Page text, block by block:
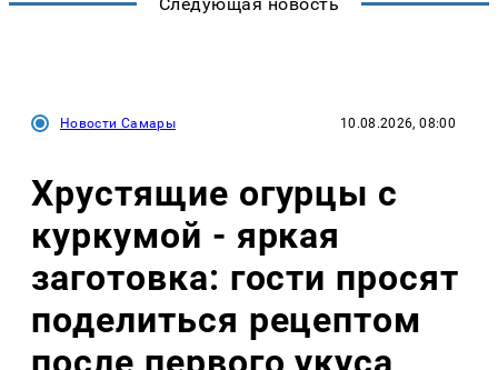
Новости Самары 10.08.2026, 08:00
Хрустящие огурцы с
куркумой - яркая
заготовка: гости просят
поделиться рецептом